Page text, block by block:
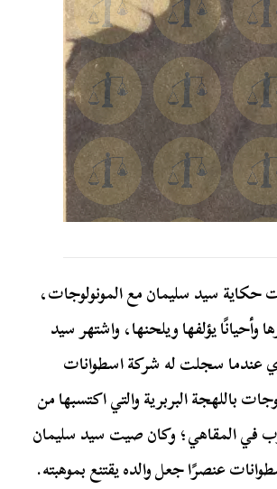
1926م بدأت حكاية سيد سليمان مع المونولوجات،
وأحيانًا يؤلفها ويلحنها، واشتهر سيد
عندما سجلت له شركة اسطوانات
باللهجة البربرية والتي اكتسبها من
في المقاهي؛ وكان صيت سيد سليمان
عنصرًا جعل والده يقتنع بموهبته.